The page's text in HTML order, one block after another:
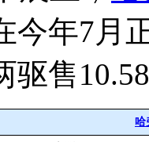
今年7月
驱售
哈